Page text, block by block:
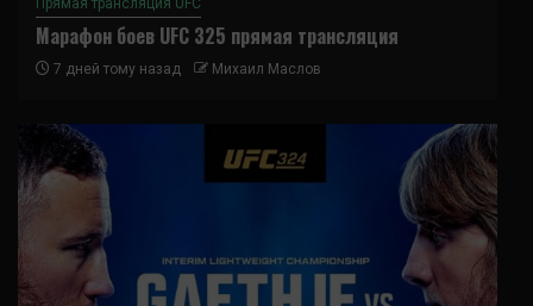
Марафон боев UFC 325 прямая трансляция
7 дней тому назад Михаил Маслов